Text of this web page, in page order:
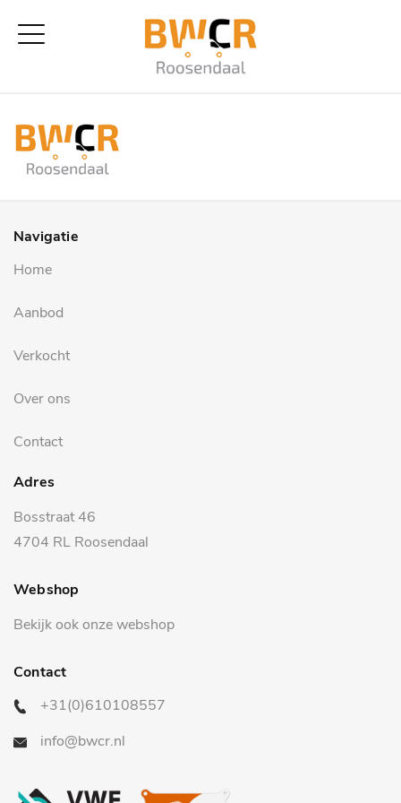
Navigatie
Home
Aanbod
Verkocht
Over ons
Contact
Adres
Bosstraat 46
4704 RL Roosendaal
Webshop
Bekijk ook onze webshop
Contact
+31(0)610108557
info@bwcr.nl